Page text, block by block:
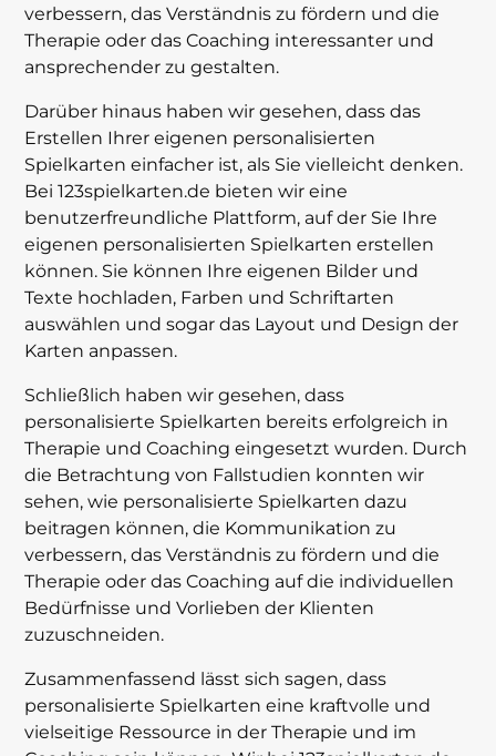
verbessern, das Verständnis zu fördern und die
Therapie oder das Coaching interessanter und
ansprechender zu gestalten.
Darüber hinaus haben wir gesehen, dass das
Erstellen Ihrer eigenen personalisierten
Spielkarten einfacher ist, als Sie vielleicht denken.
Bei 123spielkarten.de bieten wir eine
benutzerfreundliche Plattform, auf der Sie Ihre
eigenen personalisierten Spielkarten erstellen
können. Sie können Ihre eigenen Bilder und
Texte hochladen, Farben und Schriftarten
auswählen und sogar das Layout und Design der
Karten anpassen.
Schließlich haben wir gesehen, dass
personalisierte Spielkarten bereits erfolgreich in
Therapie und Coaching eingesetzt wurden. Durch
die Betrachtung von Fallstudien konnten wir
sehen, wie personalisierte Spielkarten dazu
beitragen können, die Kommunikation zu
verbessern, das Verständnis zu fördern und die
Therapie oder das Coaching auf die individuellen
Bedürfnisse und Vorlieben der Klienten
zuzuschneiden.
Zusammenfassend lässt sich sagen, dass
personalisierte Spielkarten eine kraftvolle und
vielseitige Ressource in der Therapie und im